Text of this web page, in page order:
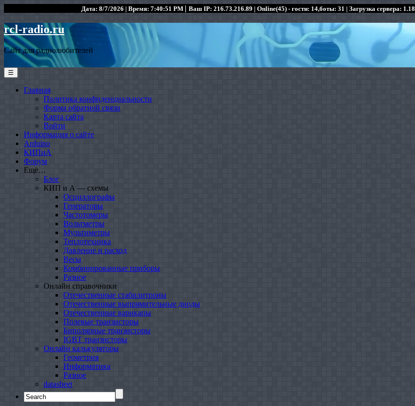
Дата: 8/7/2026 | Время: 7:40:51 PM | Ваш IP: 216.73.216.89 | Online(45) - гости: 14,боты: 31 | Загрузка сервера: 1.18
rcl-radio.ru
Сайт для радиолюбителей
☰
Главная
Политика конфиденциальности
Форма обратной связи
Карта сайта
Войти
Информация о сайте
Arduino
КИПиА
Форум
Ещё…
Блог
КИП и А — схемы
Осциллографы
Генераторы
Частотомеры
Вольтметры
Мультиметры
Теплотехника
Давление и расход
Весы
Комбинированные приборы
Разное
Онлайн справочники
Отечественные стабилитроны
Отечественные выпрямительные диоды
Отечественные варикапы
Полевые транзисторы
Биполярные транзисторы
IGBT транзисторы
Онлайн калькуляторы
Геометрия
Информатика
Разное
datasheet
Search
for: